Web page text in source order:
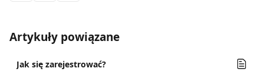
Artykuły powiązane
Jak się zarejestrować?